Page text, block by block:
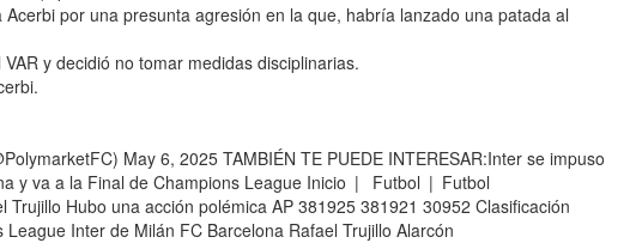
por una presunta agresión en la que, habría lanzado una patada al
y decidió no tomar medidas disciplinarias.
May 6, 2025 TAMBIÉN TE PUEDE INTERESAR:Inter se impuso
y va a la Final de Champions League Inicio | Futbol | Futbol
Hubo una acción polémica AP 381925 381921 30952 Clasificación
Inter de Milán FC Barcelona Rafael Trujillo Alarcón